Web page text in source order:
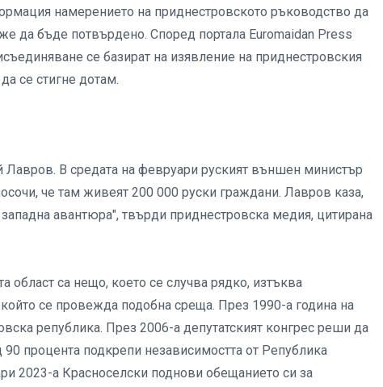
намерението на приднестровското ръководство да
да бъде потвърдено. Според портала Euromaidan Press
се базират на изявление на приднестровския
се стигне дотам.
Лавров. В средата на февруари руският външен министър
че там живеят 200 000 руски граждани. Лавров каза,
авантюра", твърди приднестровска медия, цитирана
област са нещо, което се случва рядко, изтъква
се провежда подобна среща. През 1990-а година на
република. През 2006-а депутатският конгрес реши да
процента подкрепи независимостта от Република
2023-а Красноселски поднови обещанието си за